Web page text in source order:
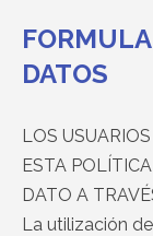
DATOS
LOS
ESTA
DATO A
La utilización